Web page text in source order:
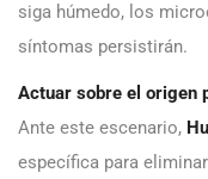
siga húmedo, los
síntomas persistirán.
Actuar sobre el origen
Ante este escenario,
específica para